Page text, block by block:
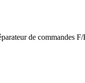
de commandes